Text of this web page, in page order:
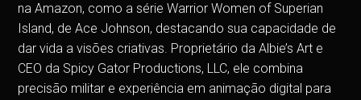
na Amazon, como a série Warrior Women of Superian
Island, de Ace Johnson, destacando sua capacidade de
dar vida a visões criativas. Proprietário da Albie’s Art e
CEO da Spicy Gator Productions, LLC, ele combina
precisão militar e experiência em animação digital para